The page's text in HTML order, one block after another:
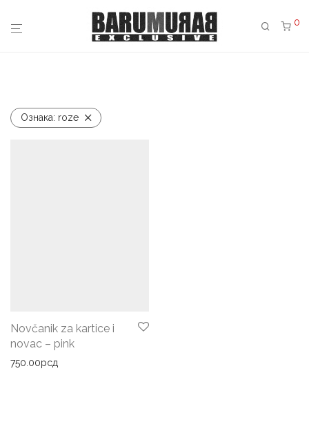
0
Ознака: roze
Novčanik za kartice i
novac – pink
750.00рсд